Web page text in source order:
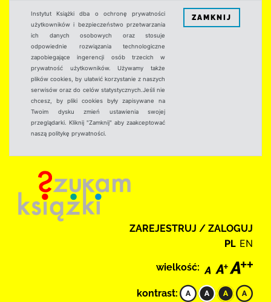
Instytut Książki dba o ochronę prywatności
użytkowników i bezpieczeństwo przetwarzania
ich danych osobowych oraz stosuje
odpowiednie rozwiązania technologiczne
zapobiegające ingerencji osób trzecich w
prywatność użytkowników. Używamy także
plików cookies, by ułatwić korzystanie z naszych
serwisów oraz do celów statystycznych.Jeśli nie
chcesz, by pliki cookies były zapisywane na
Twoim dysku zmień ustawienia swojej
przeglądarki. Kliknij "Zamknij" aby zaakceptować
naszą politykę prywatności.
ZAMKNIJ
ZAREJESTRUJ / ZALOGUJ
PL EN
wielkość:
kontrast: